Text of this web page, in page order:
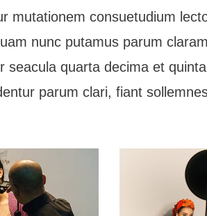
mutationem consuetudium
nunc putamus parum
seacula quarta decima et
parum clari, fiant